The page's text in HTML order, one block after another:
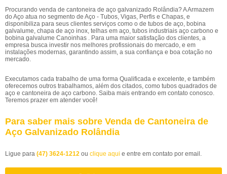
Procurando venda de cantoneira de aço galvanizado Rolândia? A Armazem
do Aço atua no segmento de Aço - Tubos, Vigas, Perfis e Chapas, e
disponibiliza para seus clientes serviços como o de tubos de aço, bobina
galvalume, chapa de aço inox, telhas em aço, tubos industriais aço carbono e
bobina galvalume Canoinhas . Para uma maior satisfação dos clientes, a
empresa busca investir nos melhores profissionais do mercado, e em
instalações modernas, garantindo assim, a sua confiança e boa cotação no
mercado.
Executamos cada trabalho de uma forma Qualificada e excelente, e também
oferecemos outros trabalhamos, além dos citados, como tubos quadrados de
aço e cantoneira de aço carbono. Saiba mais entrando em contato conosco.
Teremos prazer em atender você!
Para saber mais sobre Venda de Cantoneira de
Aço Galvanizado Rolândia
Ligue para (47) 3624-1212 ou clique aqui e entre em contato por email.